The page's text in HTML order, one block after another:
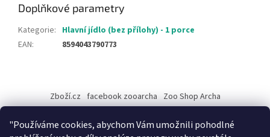
"Používáme cookies, abychom Vám umožnili pohodlné
Doplňkové parametry
Kategorie: Hlavní jídlo (bez přílohy) - 1 porce
EAN: 8594043790773
p
Zboží.cz facebook zooarcha Zoo Shop Archa
KRMIVA ENERGYS pro koně - GRANULE